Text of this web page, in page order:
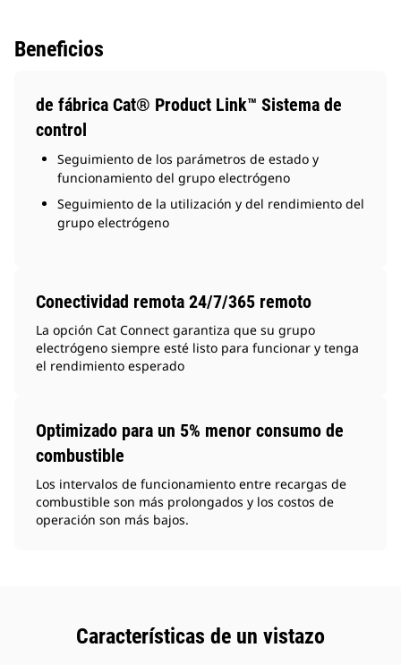
Beneficios
de fábrica Cat® Product Link™ Sistema de
control
Seguimiento de los parámetros de estado y
funcionamiento del grupo electrógeno
Seguimiento de la utilización y del rendimiento del
grupo electrógeno
Conectividad remota 24/7/365 remoto
La opción Cat Connect garantiza que su grupo
electrógeno siempre esté listo para funcionar y tenga
el rendimiento esperado
Optimizado para un 5% menor consumo de
combustible
Los intervalos de funcionamiento entre recargas de
combustible son más prolongados y los costos de
operación son más bajos.
Características de un vistazo